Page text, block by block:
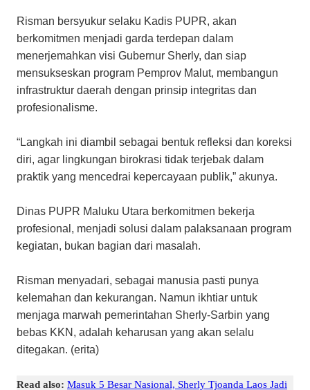
Risman bersyukur selaku Kadis PUPR, akan
berkomitmen menjadi garda terdepan dalam
menerjemahkan visi Gubernur Sherly, dan siap
mensukseskan program Pemprov Malut, membangun
infrastruktur daerah dengan prinsip integritas dan
profesionalisme.
“Langkah ini diambil sebagai bentuk refleksi dan koreksi
diri, agar lingkungan birokrasi tidak terjebak dalam
praktik yang mencedrai kepercayaan publik,” akunya.
Dinas PUPR Maluku Utara berkomitmen bekerja
profesional, menjadi solusi dalam palaksanaan program
kegiatan, bukan bagian dari masalah.
Risman menyadari, sebagai manusia pasti punya
kelemahan dan kekurangan. Namun ikhtiar untuk
menjaga marwah pemerintahan Sherly-Sarbin yang
bebas KKN, adalah keharusan yang akan selalu
ditegakan. (erita)
Read also: Masuk 5 Besar Nasional, Sherly Tjoanda Laos Jadi